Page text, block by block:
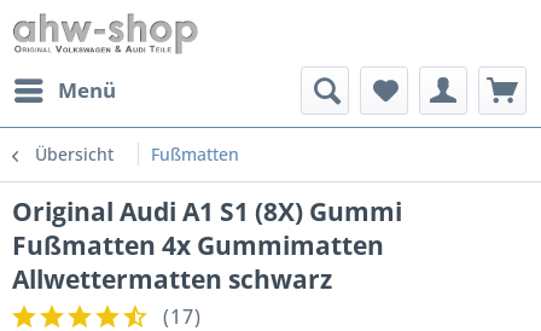
Menü
Übersicht Fußmatten
Original Audi A1 S1 (8X) Gummi
Fußmatten 4x Gummimatten
Allwettermatten schwarz
(17)